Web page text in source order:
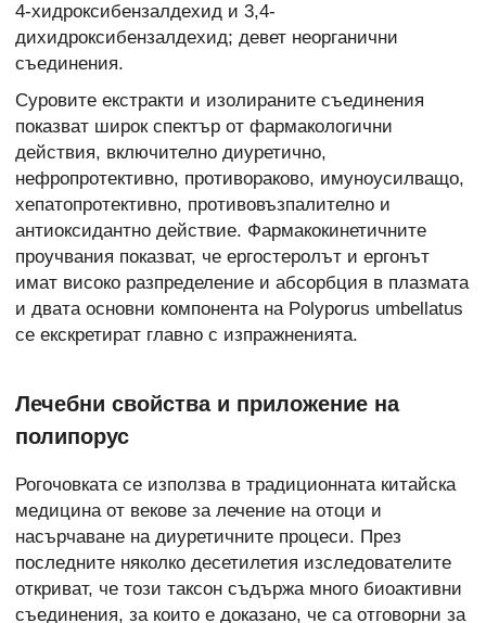
4-хидроксибензалдехид и 3,4-
дихидроксибензалдехид; девет неорганични
съединения.
Суровите екстракти и изолираните съединения
показват широк спектър от фармакологични
действия, включително диуретично,
нефропротективно, противораково, имуноусилващо,
хепатопротективно, противовъзпалително и
антиоксидантно действие. Фармакокинетичните
проучвания показват, че ергостеролът и ергонът
имат високо разпределение и абсорбция в плазмата
и двата основни компонента на Polyporus umbellatus
се екскретират главно с изпражненията.
Лечебни свойства и приложение на
полипорус
Рогочовката се използва в традиционната китайска
медицина от векове за лечение на отоци и
насърчаване на диуретичните процеси. През
последните няколко десетилетия изследователите
откриват, че този таксон съдържа много биоактивни
съединения, за които е доказано, че са отговорни за